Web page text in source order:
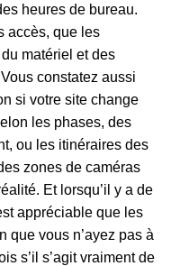
heures de bureau.
accès, que les
matériel et des
constatez aussi
si votre site change
les phases, des
ou les itinéraires des
zones de caméras
Et lorsqu’il y a de
appréciable que les
que vous n’ayez pas à
s’il s’agit vraiment de